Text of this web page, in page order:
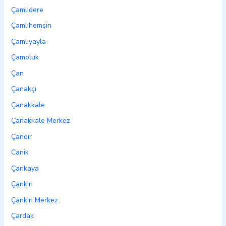
Çamlıdere
Çamlıhemşin
Çamlıyayla
Çamoluk
Çan
Çanakçı
Çanakkale
Çanakkale Merkez
Çandır
Canik
Çankaya
Çankırı
Çankırı Merkez
Çardak